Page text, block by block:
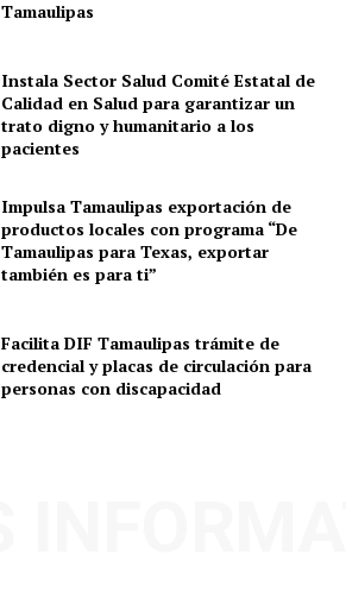
Tamaulipas
Instala Sector Salud Comité Estatal de
Calidad en Salud para garantizar un
trato digno y humanitario a los
pacientes
Impulsa Tamaulipas exportación de
productos locales con programa “De
Tamaulipas para Texas, exportar
también es para ti”
Facilita DIF Tamaulipas trámite de
credencial y placas de circulación para
personas con discapacidad